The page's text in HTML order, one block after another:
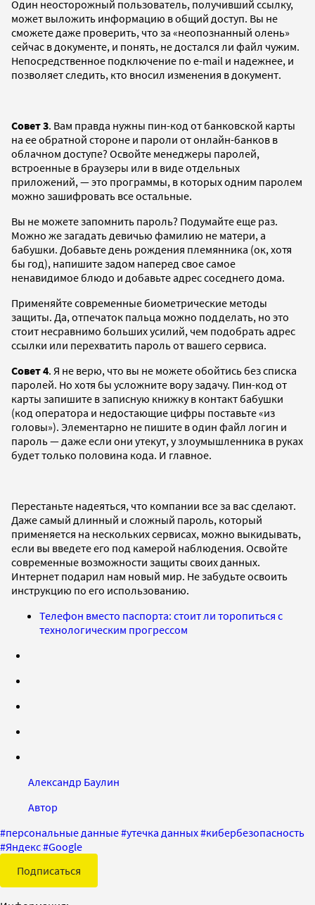
Один неосторожный пользователь, получивший ссылку,
может выложить информацию в общий доступ. Вы не
сможете даже проверить, что за «неопознанный олень»
сейчас в документе, и понять, не достался ли файл чужим.
Непосредственное подключение по e-mail и надежнее, и
позволяет следить, кто вносил изменения в документ.
Совет 3. Вам правда нужны пин-код от банковской карты
на ее обратной стороне и пароли от онлайн-банков в
облачном доступе? Освойте менеджеры паролей,
встроенные в браузеры или в виде отдельных
приложений, — это программы, в которых одним паролем
можно зашифровать все остальные.
Вы не можете запомнить пароль? Подумайте еще раз.
Можно же загадать девичью фамилию не матери, а
бабушки. Добавьте день рождения племянника (ок, хотя
бы год), напишите задом наперед свое самое
ненавидимое блюдо и добавьте адрес соседнего дома.
Применяйте современные биометрические методы
защиты. Да, отпечаток пальца можно подделать, но это
стоит несравнимо больших усилий, чем подобрать адрес
ссылки или перехватить пароль от вашего сервиса.
Совет 4. Я не верю, что вы не можете обойтись без списка
паролей. Но хотя бы усложните вору задачу. Пин-код от
карты запишите в записную книжку в контакт бабушки
(код оператора и недостающие цифры поставьте «из
головы»). Элементарно не пишите в один файл логин и
пароль — даже если они утекут, у злоумышленника в руках
будет только половина кода. И главное.
Перестаньте надеяться, что компании все за вас сделают.
Даже самый длинный и сложный пароль, который
применяется на нескольких сервисах, можно выкидывать,
если вы введете его под камерой наблюдения. Освойте
современные возможности защиты своих данных.
Интернет подарил нам новый мир. Не забудьте освоить
инструкцию по его использованию.
Телефон вместо паспорта: стоит ли торопиться с
технологическим прогрессом
Александр Баулин
Автор
#персональные данные#утечка данных#кибербезопасность
#Яндекс#Google
Подписаться